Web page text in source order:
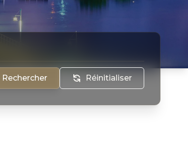
Rechercher Réinitialiser